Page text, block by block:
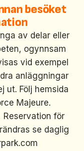
besöket
av delar eller
ogynnsam
vid exempel
anläggningar
ut. Följ hemsida
Majeure.
för
se daglig